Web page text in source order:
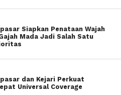
Siapkan Penataan Wajah
Mada Jadi Salah Satu
dan Kejari Perkuat
Universal Coverage